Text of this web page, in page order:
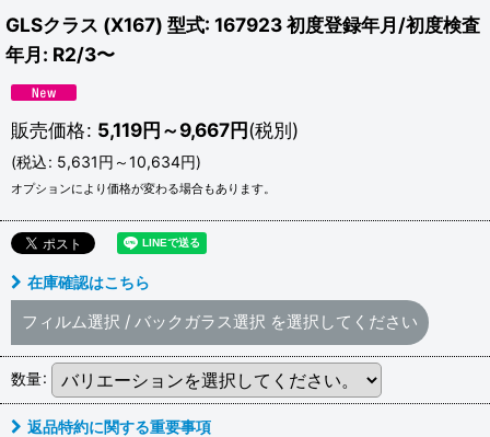
GLSクラス (X167) 型式: 167923 初度登録年月/初度検査
年月: R2/3〜
販売価格: 5,119円～9,667円(税別)
(税込: 5,631円 ～10,634円)
オプションにより価格が変わる場合もあります。
在庫確認はこちら
フィルム選択 / バックガラス選択 を選択してください
数量:
返品特約に関する重要事項